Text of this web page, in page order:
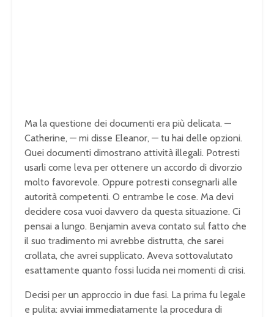
Ma la questione dei documenti era più delicata. —
Catherine, — mi disse Eleanor, — tu hai delle opzioni.
Quei documenti dimostrano attività illegali. Potresti
usarli come leva per ottenere un accordo di divorzio
molto favorevole. Oppure potresti consegnarli alle
autorità competenti. O entrambe le cose. Ma devi
decidere cosa vuoi davvero da questa situazione. Ci
pensai a lungo. Benjamin aveva contato sul fatto che
il suo tradimento mi avrebbe distrutta, che sarei
crollata, che avrei supplicato. Aveva sottovalutato
esattamente quanto fossi lucida nei momenti di crisi.
Decisi per un approccio in due fasi. La prima fu legale
e pulita: avviai immediatamente la procedura di